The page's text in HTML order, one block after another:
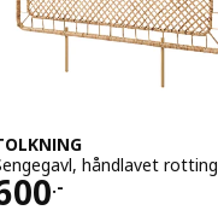
håndlavet rotting
.-
600.-